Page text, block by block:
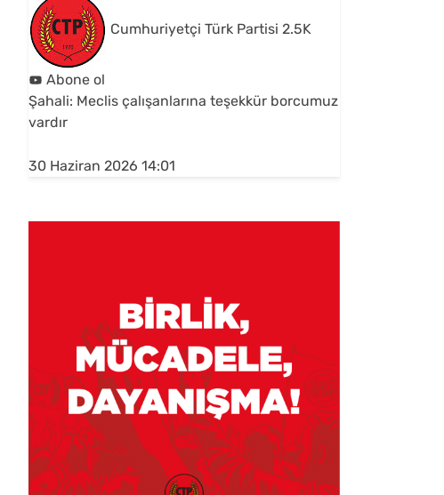
Cumhuriyetçi Türk Partisi 2.5K
Abone ol
Şahali: Meclis çalışanlarına teşekkür borcumuz
vardır
30 Haziran 2026 14:01